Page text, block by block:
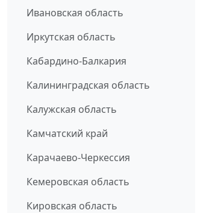
Ивановская область
Иркутская область
Кабардино-Балкария
Калининградская область
Калужская область
Камчатский край
Карачаево-Черкессия
Кемеровская область
Кировская область